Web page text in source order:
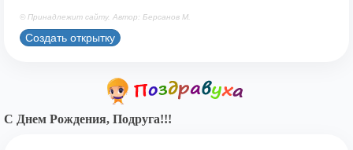
© Принадлежит сайту. Автор: Берсанов М.
Создать открытку
С Днем Рождения, Подруга!!!